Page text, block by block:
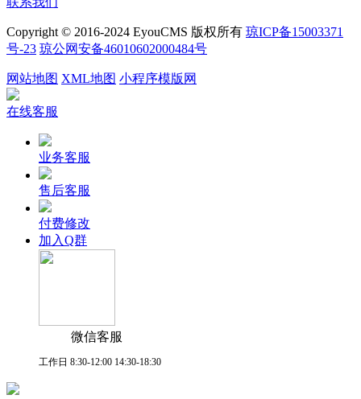
Copyright © 2016-2024 EyouCMS 版权所有 琼ICP备15003371
号-23 琼公网安备46010602000484号
网站地图 XML地图 小程序模版网
在线客服
业务客服
售后客服
付费修改
加入Q群
微信客服
工作日 8:30-12:00 14:30-18:30